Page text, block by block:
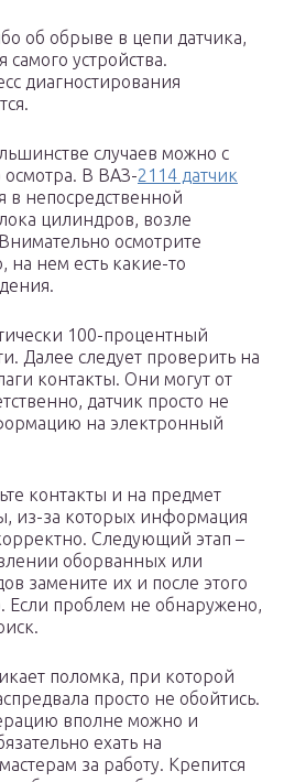
об обрыве в цепи датчика,
устройства.
диагностирования
случаев можно с
В ВАЗ-2114 датчик
в непосредственной
цилиндров, возле
осмотрите
нем есть какие-то
100-процентный
Далее следует проверить на
контакты. Они могут от
датчик просто не
на электронный
контакты и на предмет
из-за которых информация
Следующий этап –
оборванных или
замените их и после этого
Если проблем не обнаружено,
поломка, при которой
просто не обойтись.
вполне можно и
ехать на
за работу. Крепится